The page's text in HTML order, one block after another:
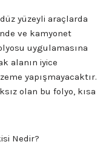
yüzeyli araçlarda
ve kamyonet
uygulamasına
alanın iyice
yapışmayacaktır.
olan bu folyo, kısa
Nedir?